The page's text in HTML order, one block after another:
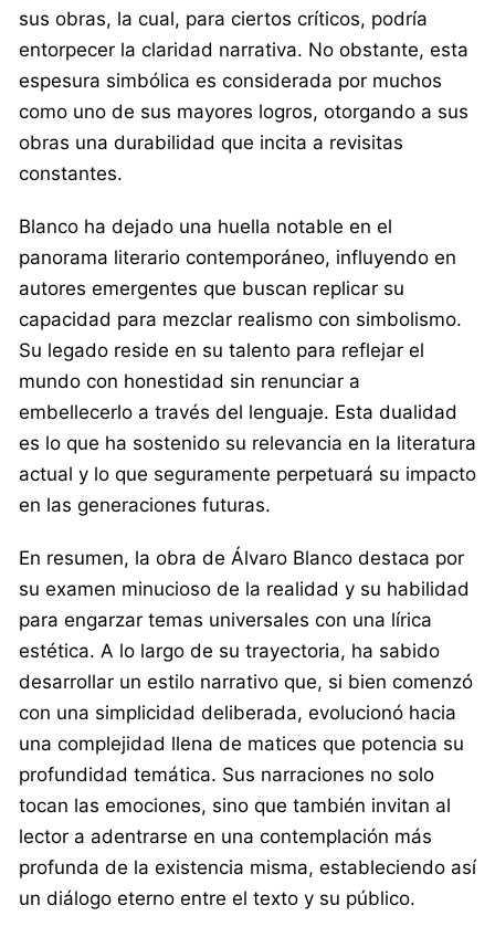
sus obras, la cual, para ciertos críticos, podría
entorpecer la claridad narrativa. No obstante, esta
espesura simbólica es considerada por muchos
como uno de sus mayores logros, otorgando a sus
obras una durabilidad que incita a revisitas
constantes.
Blanco ha dejado una huella notable en el
panorama literario contemporáneo, influyendo en
autores emergentes que buscan replicar su
capacidad para mezclar realismo con simbolismo.
Su legado reside en su talento para reflejar el
mundo con honestidad sin renunciar a
embellecerlo a través del lenguaje. Esta dualidad
es lo que ha sostenido su relevancia en la literatura
actual y lo que seguramente perpetuará su impacto
en las generaciones futuras.
En resumen, la obra de Álvaro Blanco destaca por
su examen minucioso de la realidad y su habilidad
para engarzar temas universales con una lírica
estética. A lo largo de su trayectoria, ha sabido
desarrollar un estilo narrativo que, si bien comenzó
con una simplicidad deliberada, evolucionó hacia
una complejidad llena de matices que potencia su
profundidad temática. Sus narraciones no solo
tocan las emociones, sino que también invitan al
lector a adentrarse en una contemplación más
profunda de la existencia misma, estableciendo así
un diálogo eterno entre el texto y su público.